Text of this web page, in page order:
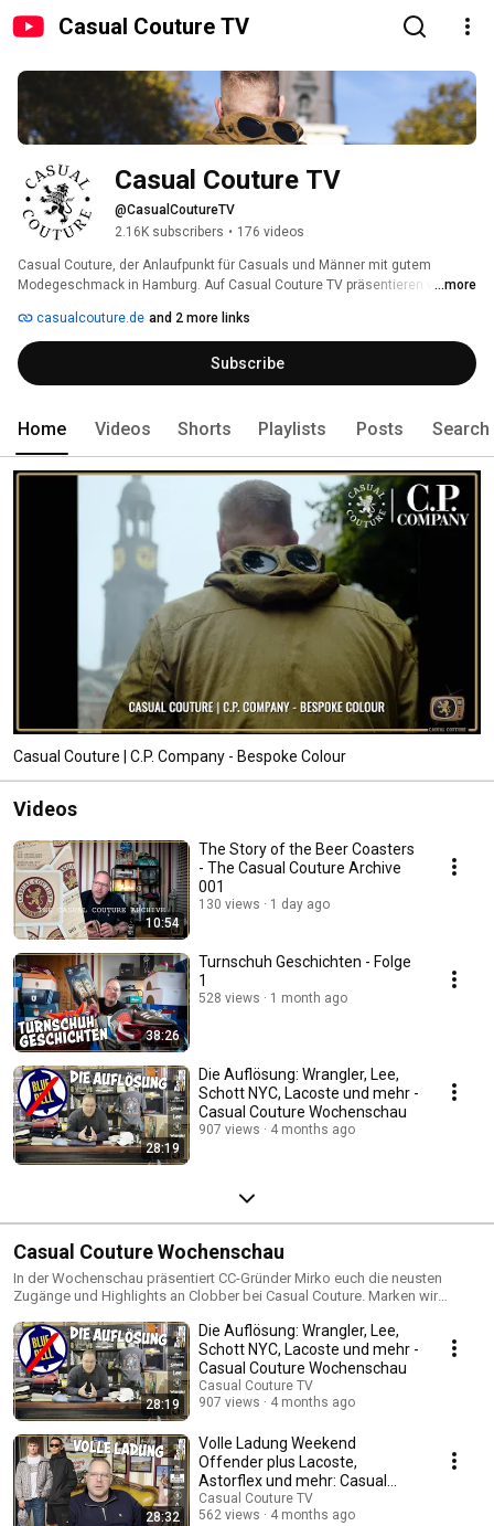
Casual Couture TV
Casual Couture TV
@CasualCoutureTV
2.16K subscribers • 176 videos
Casual Couture, der Anlaufpunkt für Casuals und Männer mit gutem
Modegeschmack in Hamburg. Auf Casual Couture TV präsentieren wir
adidas Originals über Barbour, C.P. Company, ellesse, Lacoste, Patagonia
bis zu Sergio Tacchini und anderes.
...more
casualcouture.de and 2 more links
Subscribe
Home Videos Shorts Playlists Posts Search
Casual Couture | C.P. Company - Bespoke Colour
Videos
10:54
The Story of the Beer Coasters
- The Casual Couture Archive
001
130 views 1 day ago
38:26
Turnschuh Geschichten - Folge
1
528 views 1 month ago
28:19
Die Auflösung: Wrangler, Lee,
Schott NYC, Lacoste und mehr -
Casual Couture Wochenschau
907 views 4 months ago
Casual Couture Wochenschau
In der Wochenschau präsentiert CC-Gründer Mirko euch die neusten
Zugänge und Highlights an Clobber bei Casual Couture. Marken wir
die zum Casual Lifestyle dazugehören.
28:19
Die Auflösung: Wrangler, Lee,
Schott NYC, Lacoste und mehr -
Casual Couture Wochenschau
Casual Couture TV
907 views
4 months ago
28:32
Volle Ladung Weekend
Offender plus Lacoste,
Astorflex und mehr: Casual
Couture Wochenschau
Casual Couture TV
562 views
4 months ago